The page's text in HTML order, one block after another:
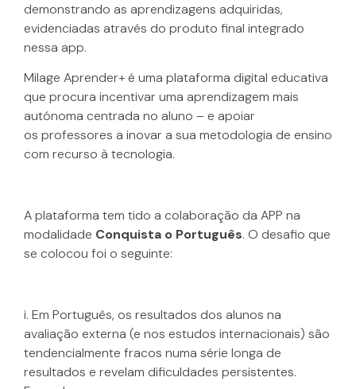
demonstrando as aprendizagens adquiridas,
evidenciadas através do produto final integrado
nessa app.
Milage Aprender+ é uma plataforma digital educativa
que procura incentivar uma aprendizagem mais
autónoma centrada no aluno – e apoiar
os professores a inovar a sua metodologia de ensino
com recurso à tecnologia.
A plataforma tem tido a colaboração da APP na
modalidade Conquista o Português. O desafio que
se colocou foi o seguinte:
i. Em Português, os resultados dos alunos na
avaliação externa (e nos estudos internacionais) são
tendencialmente fracos numa série longa de
resultados e revelam dificuldades persistentes.